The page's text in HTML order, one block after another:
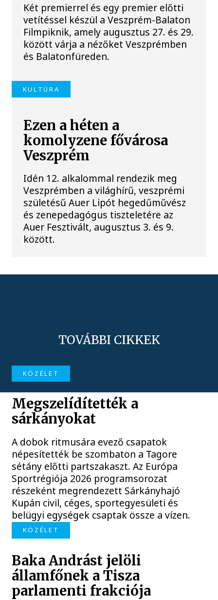
Két premierrel és egy premier előtti
vetítéssel készül a Veszprém-Balaton
Filmpiknik, amely augusztus 27. és 29.
között várja a nézőket Veszprémben
és Balatonfüreden.
KULTÚRA
Ezen a héten a
komolyzene fővárosa
Veszprém
Idén 12. alkalommal rendezik meg
Veszprémben a világhírű, veszprémi
születésű Auer Lipót hegedűművész
és zenepedagógus tiszteletére az
Auer Fesztivált, augusztus 3. és 9.
között.
TOVÁBBI CIKKEK
KÖZÉLET
Megszelídítették a
sárkányokat
A dobok ritmusára evező csapatok
népesítették be szombaton a Tagore
sétány előtti partszakaszt. Az Európa
Sportrégiója 2026 programsorozat
részeként megrendezett Sárkányhajó
Kupán civil, céges, sportegyesületi és
belügyi egységek csaptak össze a vízen.
KÖZÉLET
Baka Andrást jelöli
államfőnek a Tisza
parlamenti frakciója